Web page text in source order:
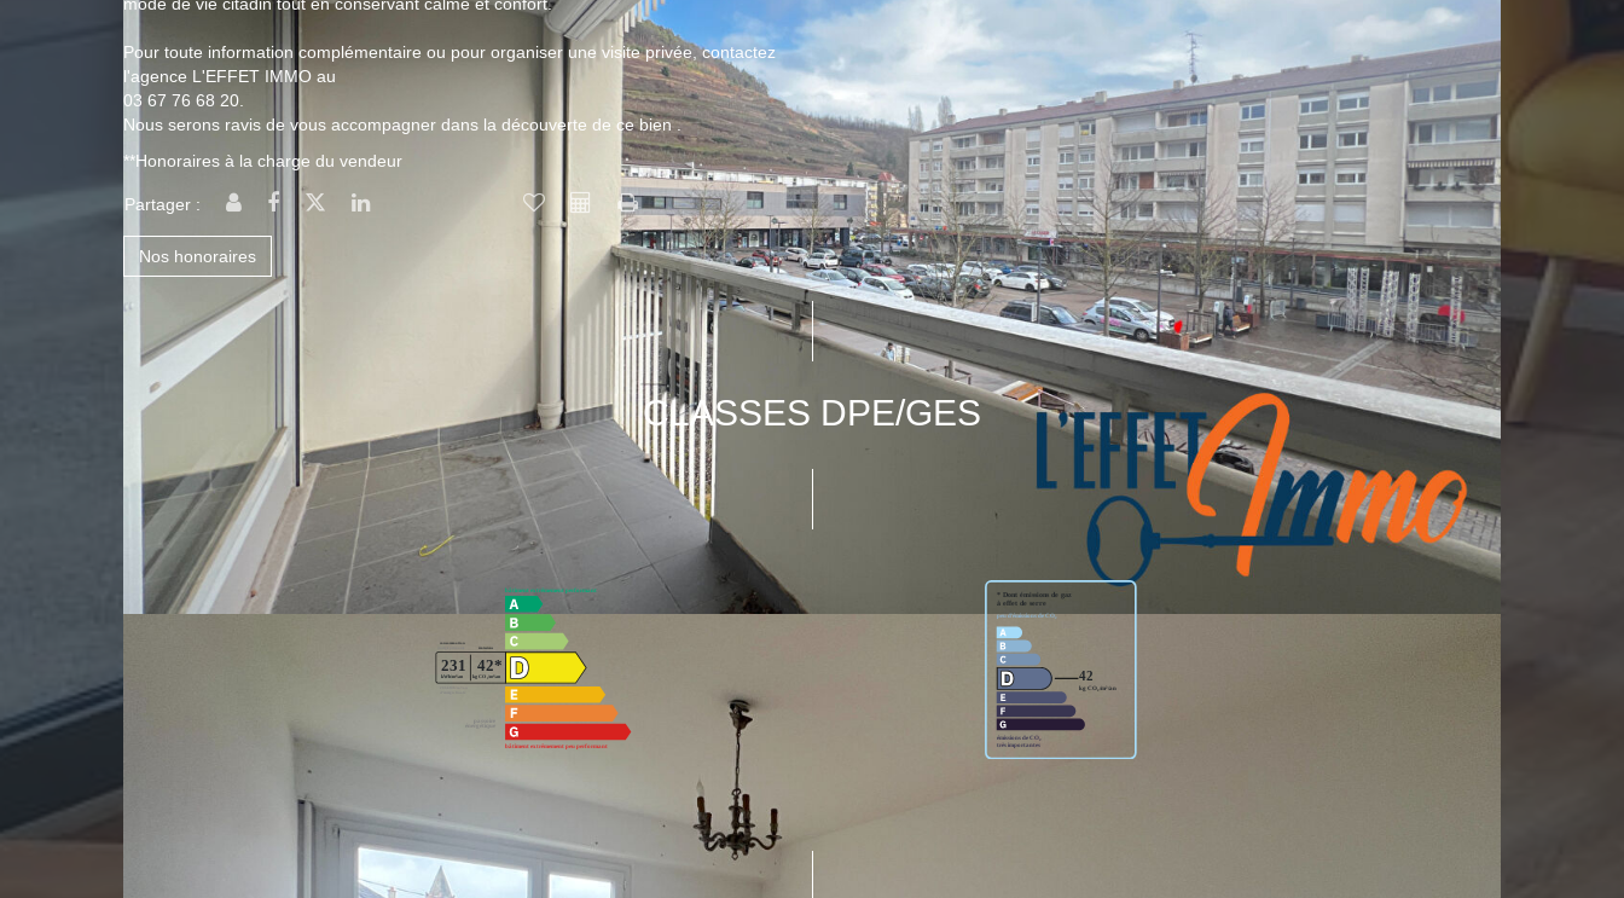
Pour toute information complémentaire ou pour organiser une visite privée, contactez
l'agence L'EFFET IMMO au
03 67 76 68 20.
Nous serons ravis de vous accompagner dans la découverte de ce bien .
**Honoraires à la charge du vendeur
Partager :
Nos honoraires
CLASSES DPE/GES
Montant estimé des dépenses annuelles d'énergie pour un usage standard entre 1890€ et 2570€. indexées aux années 2021,2022 et 2023 (abonnement compris).